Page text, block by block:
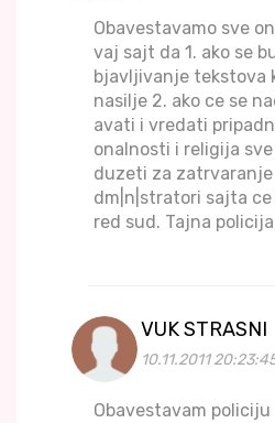
Obavestavamo sve
vaj sajt da 1. ako se
bjavljivanje tekstova
nasilje 2. ako ce se
avati i vredati
onalnosti i religija
duzeti za zatrvaranje
dm|n|stratori sajta
red sud. Tajna policija
VUK STRASNI
10.11.2011
Obavestavam policiju